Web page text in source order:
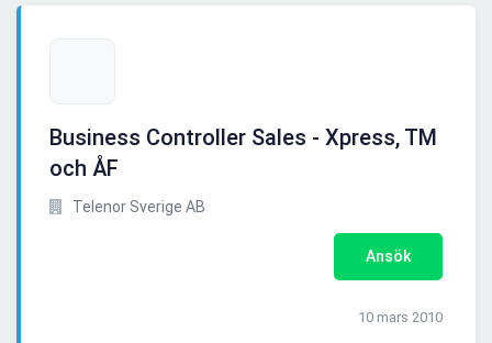
Business Controller Sales - Xpress, TM
och ÅF
Telenor Sverige AB
Ansök
10 mars 2010